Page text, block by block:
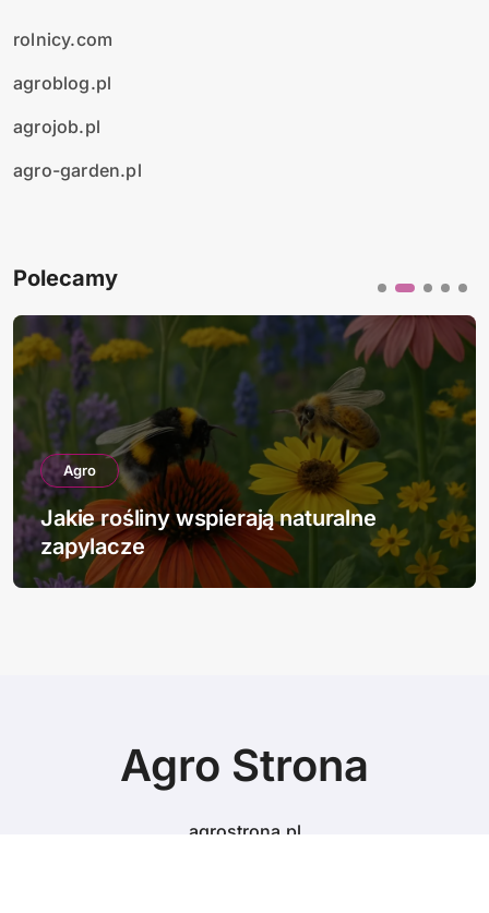
rolnicy.com
agroblog.pl
agrojob.pl
agro-garden.pl
Polecamy
Agro
Jakie rośliny wspierają naturalne
zapylacze
Agro Strona
agrostrona.pl